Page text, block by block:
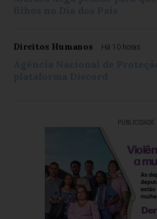
Direitos Humanos Há 10 horas
PUBLICIDADE